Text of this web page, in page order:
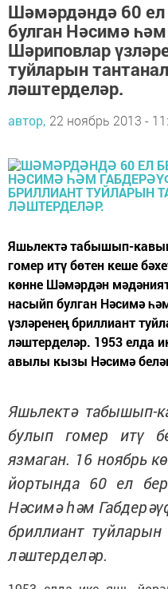
Шәмәрдәндә 60 ел
булган Нәсимә
Шәриповлар
туйларын
ләштерделәр.
автор, 22 ноябрь 2013 -
Яшьлектә табышып-
гомер итү бөтен кеше
көнне Шәмәрдән
насыйп булган Нәсимә
үзләренең бриллиант
ләштерделәр. 1953 елда
авылы кызы Нәсимә
Яшьлектә табышып-
булып гомер итү
язмаган. 16 ноябрь
йортында 60 ел
Нәсимә һәм
бриллиант
ләштерделәр.